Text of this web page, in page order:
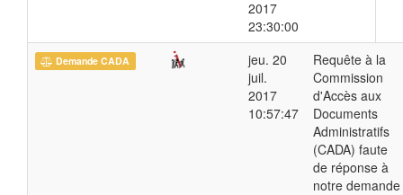
2017
23:30:00
Demande CADA
jeu. 20
juil.
2017
10:57:47
Requête à la
Commission
d'Accès aux
Documents
Administratifs
(CADA) faute
de réponse à
notre demande